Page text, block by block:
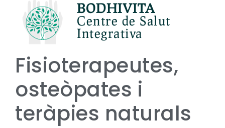
BODHIVITA
Centre de Salut
Integrativa
Fisioterapeutes,
osteòpates i
teràpies naturals